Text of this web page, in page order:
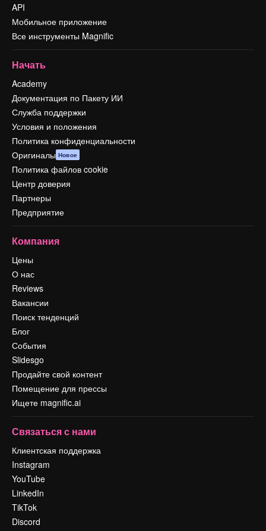
API
Мобильное приложение
Все инструменты Magnific
Начать
Academy
Документация по Пакету ИИ
Служба поддержки
Условия и положения
Политика конфиденциальности
Оригиналы Новое
Политика файлов cookie
Центр доверия
Партнеры
Предприятие
Компания
Цены
О нас
Reviews
Вакансии
Поиск тенденций
Блог
События
Slidesgo
Продайте свой контент
Помещение для прессы
Ищете magnific.ai
Связаться с нами
Клиентская поддержка
Instagram
YouTube
LinkedIn
TikTok
Discord